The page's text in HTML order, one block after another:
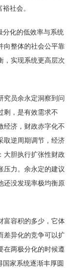
社会。
分化的低效率与系统
向整体的社会公平靠
，实现系统更高层次
究员余永定洞察到问
剩，是有效需求不
经济，财政赤字化不
取逆周期调节，经济
大胆执行扩张性财政
压力。余永定的建议
还没发现率极均衡原
富容积的多少，它体
差异化的竞争可以扩
在两极分化的时候遵
家系统逐渐丰厚圆